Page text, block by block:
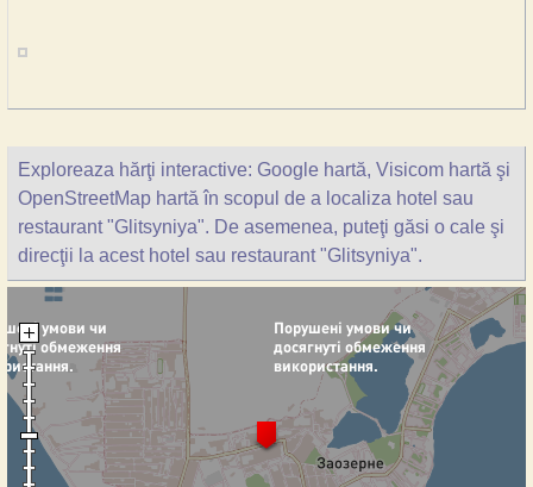
Exploreaza hărţi interactive: Google hartă, Visicom hartă şi
OpenStreetMap hartă în scopul de a localiza hotel sau
restaurant "Glitsyniya". De asemenea, puteţi găsi o cale şi
direcţii la acest hotel sau restaurant "Glitsyniya".